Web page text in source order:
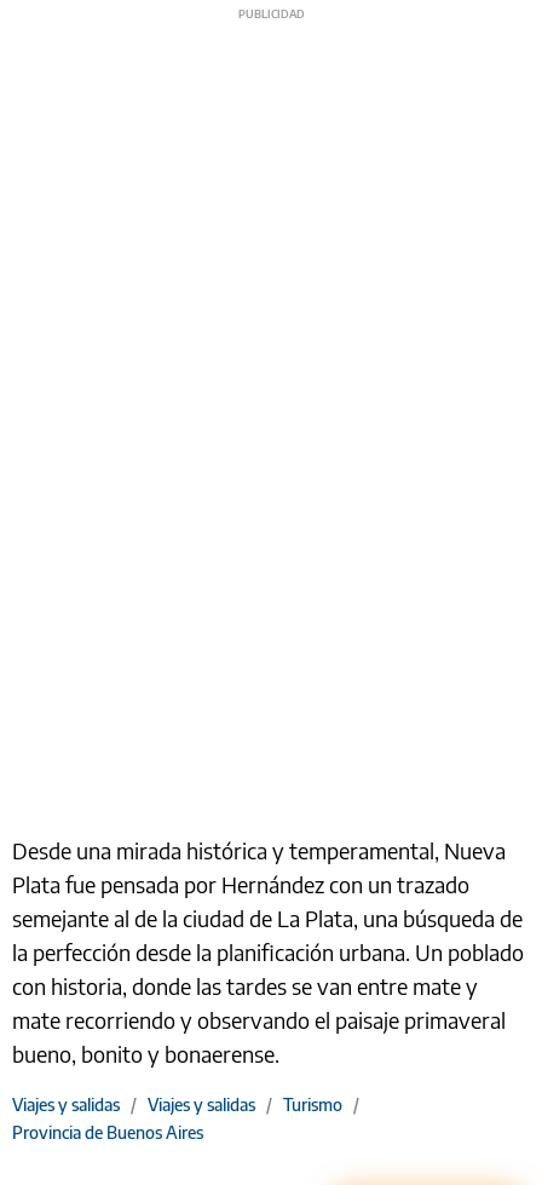
Desde una mirada histórica y temperamental, Nueva
Plata fue pensada por Hernández con un trazado
semejante al de la ciudad de La Plata, una búsqueda de
la perfección desde la planificación urbana. Un poblado
con historia, donde las tardes se van entre mate y
mate recorriendo y observando el paisaje primaveral
bueno, bonito y bonaerense.
Viajes y salidas / Viajes y salidas / Turismo /
Provincia de Buenos Aires